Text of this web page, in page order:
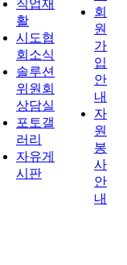
직업재
활
시도협
회소식
솔루션
위원회
상담실
포토갤
러리
자유게
시판
회
원
가
입
안
내
자
원
봉
사
안
내